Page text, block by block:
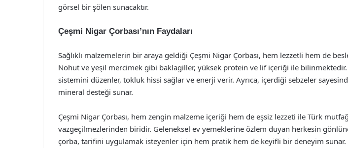
görsel bir şölen sunacaktır.
Çeşmi Nigar Çorbası’nın Faydaları
Sağlıklı malzemelerin bir araya geldiği Çeşmi Nigar Çorbası, hem lezzetli hem de
Nohut ve yeşil mercimek gibi baklagiller, yüksek protein ve lif içeriği ile
sistemini düzenler, tokluk hissi sağlar ve enerji verir. Ayrıca, içerdiği sebzeler
mineral desteği sunar.
Çeşmi Nigar Çorbası, hem zengin malzeme içeriği hem de eşsiz lezzeti ile Türk
vazgeçilmezlerinden biridir. Geleneksel ev yemeklerine özlem duyan herkesin
çorba, tarifini uygulamak isteyenler için hem pratik hem de keyifli bir deneyim sunar.